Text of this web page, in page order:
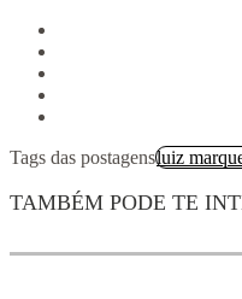
Tags das postagensluiz
TAMBÉM PODE TE